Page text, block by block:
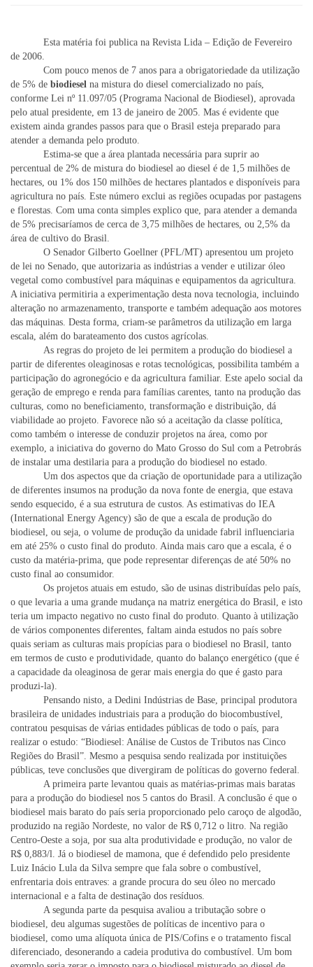
Esta matéria foi publica na Revista Lida – Edição de Fevereiro
de 2006.
Com pouco menos de 7 anos para a obrigatoriedade da utilização
de 5% de biodiesel na mistura do diesel comercializado no país,
conforme Lei nº 11.097/05 (Programa Nacional de Biodiesel), aprovada
pelo atual presidente, em 13 de janeiro de 2005. Mas é evidente que
existem ainda grandes passos para que o Brasil esteja preparado para
atender a demanda pelo produto.
Estima-se que a área plantada necessária para suprir ao
percentual de 2% de mistura do biodiesel ao diesel é de 1,5 milhões de
hectares, ou 1% dos 150 milhões de hectares plantados e disponíveis para
agricultura no país. Este número exclui as regiões ocupadas por pastagens
e florestas. Com uma conta simples explico que, para atender a demanda
de 5% precisaríamos de cerca de 3,75 milhões de hectares, ou 2,5% da
área de cultivo do Brasil.
O Senador Gilberto Goellner (PFL/MT) apresentou um projeto
de lei no Senado, que autorizaria as indústrias a vender e utilizar óleo
vegetal como combustível para máquinas e equipamentos da agricultura.
A iniciativa permitiria a experimentação desta nova tecnologia, incluindo
alteração no armazenamento, transporte e também adequação aos motores
das máquinas. Desta forma, criam-se parâmetros da utilização em larga
escala, além do barateamento dos custos agrícolas.
As regras do projeto de lei permitem a produção do biodiesel a
partir de diferentes oleaginosas e rotas tecnológicas, possibilita também a
participação do agronegócio e da agricultura familiar. Este apelo social da
geração de emprego e renda para famílias carentes, tanto na produção das
culturas, como no beneficiamento, transformação e distribuição, dá
viabilidade ao projeto. Favorece não só a aceitação da classe política,
como também o interesse de conduzir projetos na área, como por
exemplo, a iniciativa do governo do Mato Grosso do Sul com a Petrobrás
de instalar uma destilaria para a produção do biodiesel no estado.
Um dos aspectos que da criação de oportunidade para a utilização
de diferentes insumos na produção da nova fonte de energia, que estava
sendo esquecido, é a sua estrutura de custos. As estimativas do IEA
(International Energy Agency) são de que a escala de produção do
biodiesel, ou seja, o volume de produção da unidade fabril influenciaria
em até 25% o custo final do produto. Ainda mais caro que a escala, é o
custo da matéria-prima, que pode representar diferenças de até 50% no
custo final ao consumidor.
Os projetos atuais em estudo, são de usinas distribuídas pelo país,
o que levaria a uma grande mudança na matriz energética do Brasil, e isto
teria um impacto negativo no custo final do produto. Quanto à utilização
de vários componentes diferentes, faltam ainda estudos no país sobre
quais seriam as culturas mais propícias para o biodiesel no Brasil, tanto
em termos de custo e produtividade, quanto do balanço energético (que é
a capacidade da oleaginosa de gerar mais energia do que é gasto para
produzi-la).
Pensando nisto, a Dedini Indústrias de Base, principal produtora
brasileira de unidades industriais para a produção do biocombustível,
contratou pesquisas de várias entidades públicas de todo o país, para
realizar o estudo: “Biodiesel: Análise de Custos de Tributos nas Cinco
Regiões do Brasil”. Mesmo a pesquisa sendo realizada por instituições
públicas, teve conclusões que divergiram de políticas do governo federal.
A primeira parte levantou quais as matérias-primas mais baratas
para a produção do biodiesel nos 5 cantos do Brasil. A conclusão é que o
biodiesel mais barato do país seria proporcionado pelo caroço de algodão,
produzido na região Nordeste, no valor de R$ 0,712 o litro. Na região
Centro-Oeste a soja, por sua alta produtividade e produção, no valor de
R$ 0,883/l. Já o biodiesel de mamona, que é defendido pelo presidente
Luiz Inácio Lula da Silva sempre que fala sobre o combustível,
enfrentaria dois entraves: a grande procura do seu óleo no mercado
internacional e a falta de destinação dos resíduos.
A segunda parte da pesquisa avaliou a tributação sobre o
biodiesel, deu algumas sugestões de políticas de incentivo para o
biodiesel, como uma alíquota única de PIS/Cofins e o tratamento fiscal
diferenciado, desonerando a cadeia produtiva do combustível. Um bom